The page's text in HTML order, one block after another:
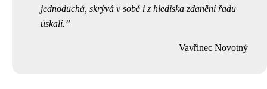
jednoduchá, skrývá v sobě i z hlediska zdanění řadu
úskalí.
Vavřinec Novotný